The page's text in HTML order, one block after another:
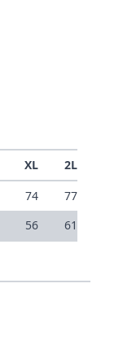
XL 2L
74 77
56 61